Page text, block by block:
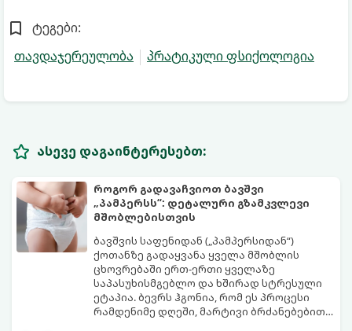
ტეგები:
თავდაჯერეულობა
პრატიკული ფსიქოლოგია
ასევე დაგაინტერესებთ:
როგორ გადავაჩვიოთ ბავშვი
„პამპერსს“: დეტალური გზამკვლევი
მშობლებისთვის
ბავშვის საფენიდან („პამპერსიდან“)
ქოთანზე გადაყვანა ყველა მშობლის
ცხოვრებაში ერთ-ერთი ყველაზე
საპასუხისმგებლო და ხშირად სტრესული
ეტაპია. ბევრს ჰგონია, რომ ეს პროცესი
რამდენიმე დღეში, მარტივი ბრძანებებით